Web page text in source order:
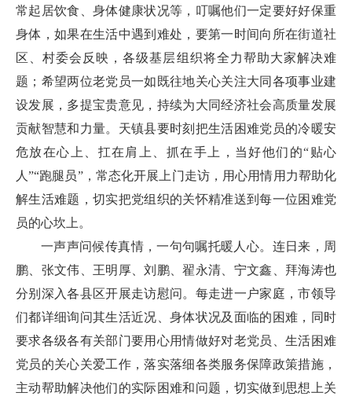
常起居饮食、身体健康状况等，叮嘱他们一定要好好保重
身体，如果在生活中遇到难处，要第一时间向所在街道社
区、村委会反映，各级基层组织将全力帮助大家解决难
题；希望两位老党员一如既往地关心关注大同各项事业建
设发展，多提宝贵意见，持续为大同经济社会高质量发展
贡献智慧和力量。天镇县要时刻把生活困难党员的冷暖安
危放在心上、扛在肩上、抓在手上，当好他们的“贴心
人”“跑腿员”，常态化开展上门走访，用心用情用力帮助化
解生活难题，切实把党组织的关怀精准送到每一位困难党
员的心坎上。
一声声问候传真情，一句句嘱托暖人心。连日来，周
鹏、张文伟、王明厚、刘鹏、翟永清、宁文鑫、拜海涛也
分别深入各县区开展走访慰问。每走进一户家庭，市领导
们都详细询问其生活近况、身体状况及面临的困难，同时
要求各级各有关部门要用心用情做好对老党员、生活困难
党员的关心关爱工作，落实落细各类服务保障政策措施，
主动帮助解决他们的实际困难和问题，切实做到思想上关